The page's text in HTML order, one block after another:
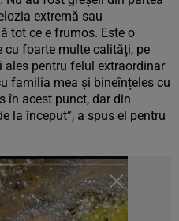
extremă sau
tot ce e frumos. Este o
cu foarte multe calități, pe
ales pentru felul extraordinar
familia mea și bineînțeles cu
în acest punct, dar din
la început”, a spus el pentru